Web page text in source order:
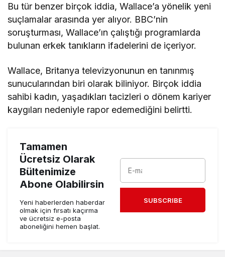
Bu tür benzer birçok iddia, Wallace’a yönelik yeni
suçlamalar arasında yer alıyor. BBC’nin
soruşturması, Wallace’ın çalıştığı programlarda
bulunan erkek tanıkların ifadelerini de içeriyor.
Wallace, Britanya televizyonunun en tanınmış
sunucularından biri olarak biliniyor. Birçok iddia
sahibi kadın, yaşadıkları tacizleri o dönem kariyer
kaygıları nedeniyle rapor edemediğini belirtti.
Tamamen
Ücretsiz Olarak
Bültenimize
Abone Olabilirsin
Yeni haberlerden haberdar
olmak için fırsatı kaçırma
ve ücretsiz e-posta
aboneliğini hemen başlat.
SUBSCRIBE